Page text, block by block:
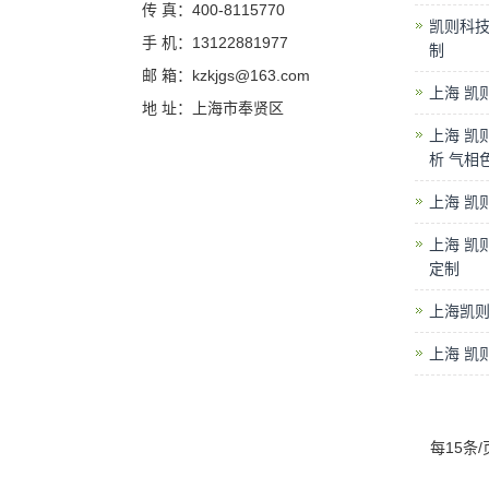
凯则科
制
上海
上海
析 气相
上海
上海
定制
上海凯
上海
每15条/
传 真：400-8115770
手 机：13122881977
邮 箱：kzkjgs@163.com
地 址：上海市奉贤区